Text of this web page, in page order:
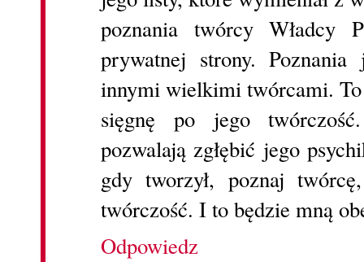
poznania twórcy Władcy
prywatnej strony.
innymi wielkimi twórcami.
sięgnę po jego
pozwalają zgłębić jego
gdy tworzył, poznaj
twórczość. I to będzie mną
Odpowiedz